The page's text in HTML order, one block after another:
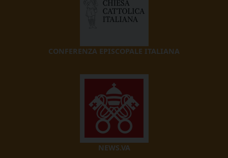
CONFERENZA EPISCOPALE ITALIANA
NEWS.VA